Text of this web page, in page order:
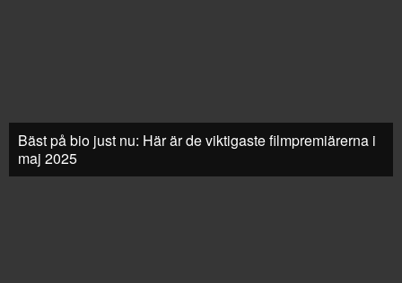
Bäst på bio just nu: Här är de viktigaste filmpremiärerna i
maj 2025